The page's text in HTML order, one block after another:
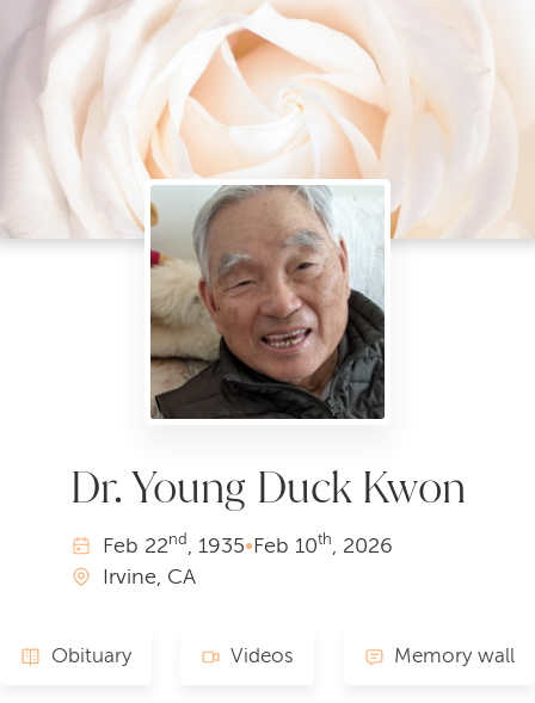
Dr. Young Duck Kwon
Feb 22nd , 1935•Feb 10th, 2026
Irvine, CA
Obituary Videos Memory wall